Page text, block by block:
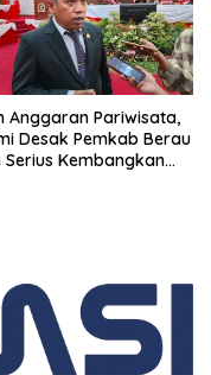
Anggaran Pariwisata,
Desak Pemkab Berau
Serius Kembangkan